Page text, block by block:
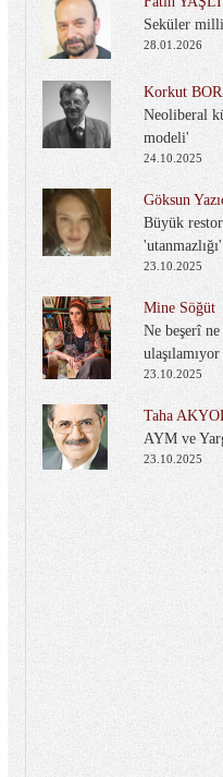
Seküler
28.01.2026
Korkut
Neoliberal
modeli'
24.10.2025
Göksun
Büyük
'utanmazlığı'
23.10.2025
Mine Söğüt
Ne beşerî ne
ulaşılamıyor
23.10.2025
Taha
AYM ve
23.10.2025